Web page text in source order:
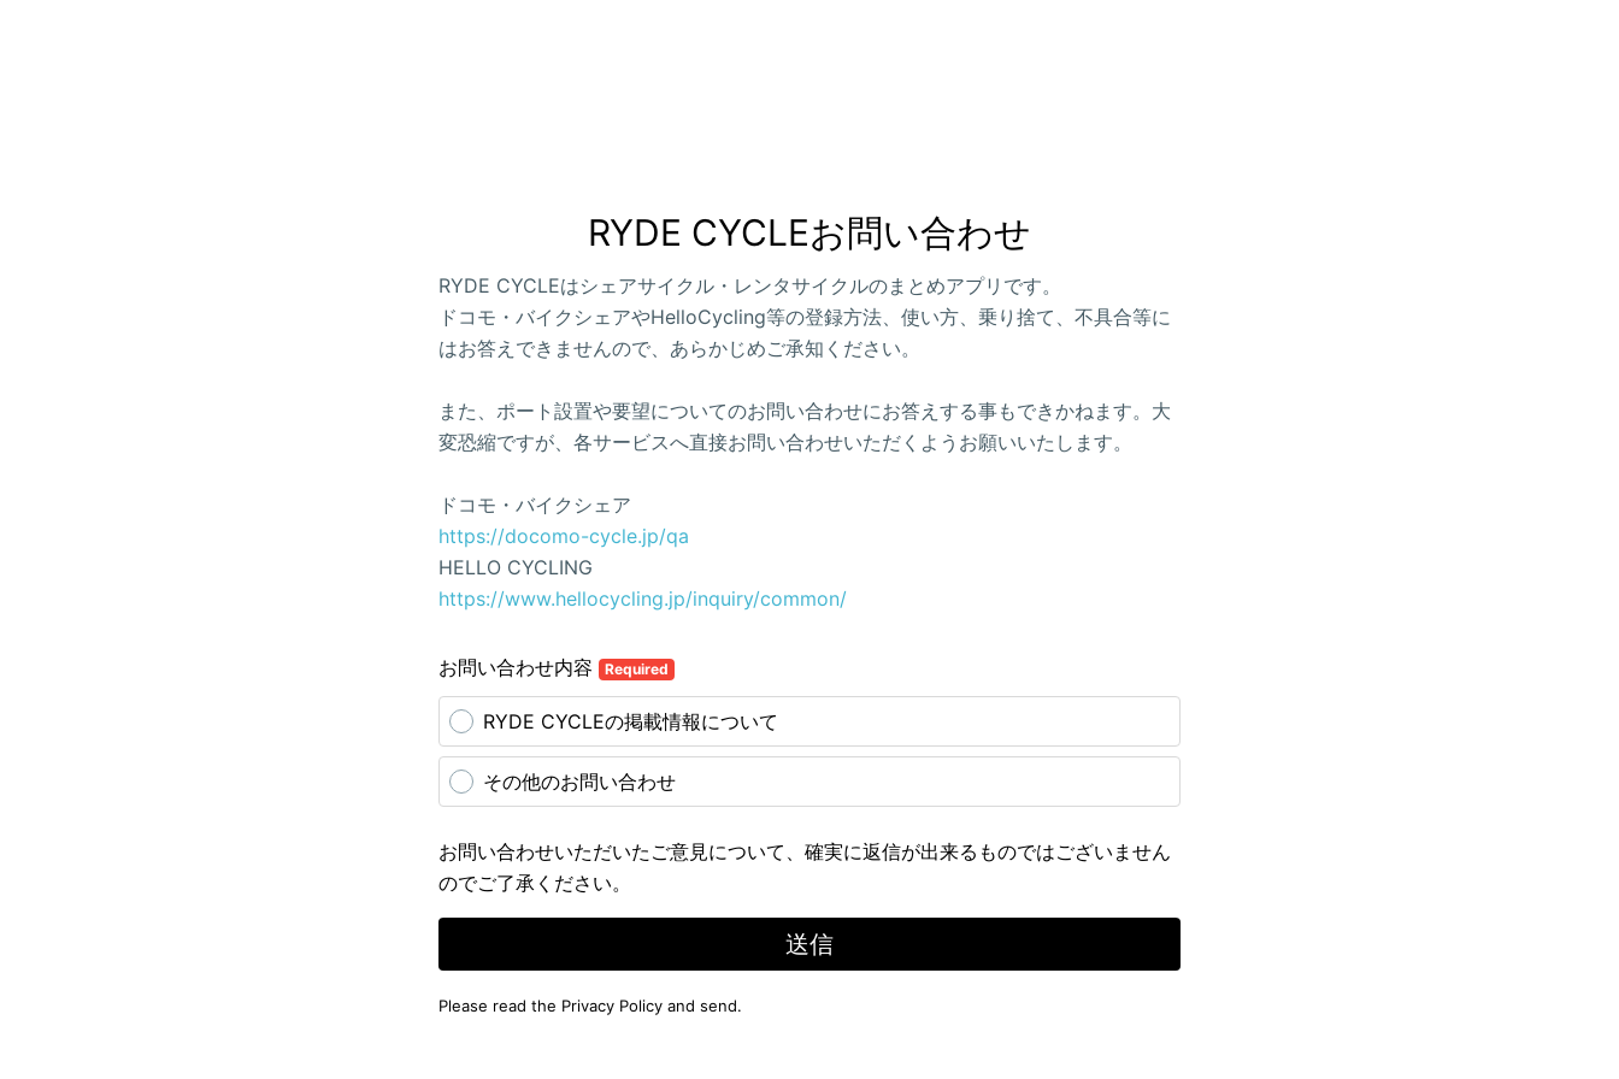
RYDE CYCLEお問い合わせ
RYDE CYCLEはシェアサイクル・レンタサイクルのまとめアプリです。
ドコモ・バイクシェアやHelloCycling等の登録方法、使い方、乗り捨て、不具合等に
はお答えできませんので、あらかじめご承知ください。
また、ポート設置や要望についてのお問い合わせにお答えする事もできかねます。大
変恐縮ですが、各サービスへ直接お問い合わせいただくようお願いいたします。
ドコモ・バイクシェア
https://docomo-cycle.jp/qa
HELLO CYCLING
https://www.hellocycling.jp/inquiry/common/
お問い合わせ内容 Required
RYDE CYCLEの掲載情報について
その他のお問い合わせ
お問い合わせいただいたご意見について、確実に返信が出来るものではございません
のでご了承ください。
送信
Please read the Privacy Policy and send.